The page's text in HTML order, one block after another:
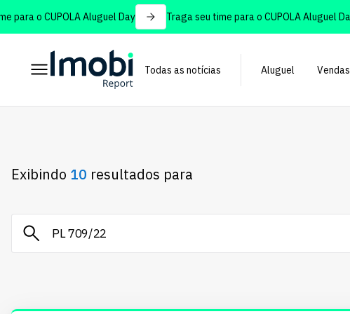
o CUPOLA Aluguel Day Traga seu time para o CUPOLA Aluguel Day
Todas as notícias Aluguel Vendas
Exibindo 10 resultados para